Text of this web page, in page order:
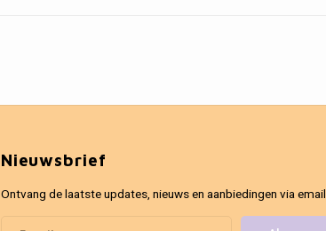
Nieuwsbrief
Ontvang de laatste updates, nieuws en aanbiedingen via email